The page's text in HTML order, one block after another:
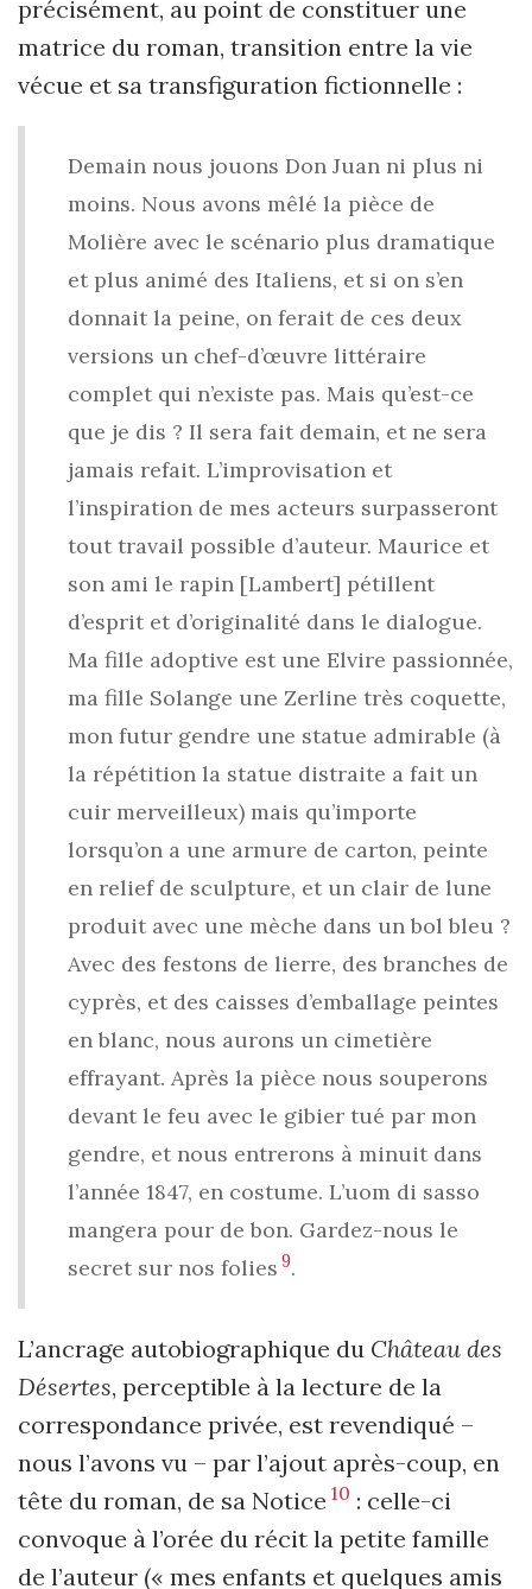
précisément, au point de constituer une
matrice du roman, transition entre la vie
vécue et sa transfiguration fictionnelle :
Demain nous jouons Don Juan ni plus ni
moins. Nous avons mêlé la pièce de
Molière avec le scénario plus dramatique
et plus animé des Italiens, et si on s’en
donnait la peine, on ferait de ces deux
versions un chef-d’œuvre littéraire
complet qui n’existe pas. Mais qu’est-ce
que je dis ? Il sera fait demain, et ne sera
jamais refait. L’improvisation et
l’inspiration de mes acteurs surpasseront
tout travail possible d’auteur. Maurice et
son ami le rapin [Lambert] pétillent
d’esprit et d’originalité dans le dialogue.
Ma fille adoptive est une Elvire passionnée,
ma fille Solange une Zerline très coquette,
mon futur gendre une statue admirable (à
la répétition la statue distraite a fait un
cuir merveilleux) mais qu’importe
lorsqu’on a une armure de carton, peinte
en relief de sculpture, et un clair de lune
produit avec une mèche dans un bol bleu ?
Avec des festons de lierre, des branches de
cyprès, et des caisses d’emballage peintes
en blanc, nous aurons un cimetière
effrayant. Après la pièce nous souperons
devant le feu avec le gibier tué par mon
gendre, et nous entrerons à minuit dans
l’année 1847, en costume. L’uom di sasso
mangera pour de bon. Gardez-nous le
secret sur nos folies 9.
L’ancrage autobiographique du Château des
Désertes, perceptible à la lecture de la
correspondance privée, est revendiqué –
nous l’avons vu – par l’ajout après-coup, en
tête du roman, de sa Notice 10 : celle-ci
convoque à l’orée du récit la petite famille
de l’auteur (« mes enfants et quelques amis